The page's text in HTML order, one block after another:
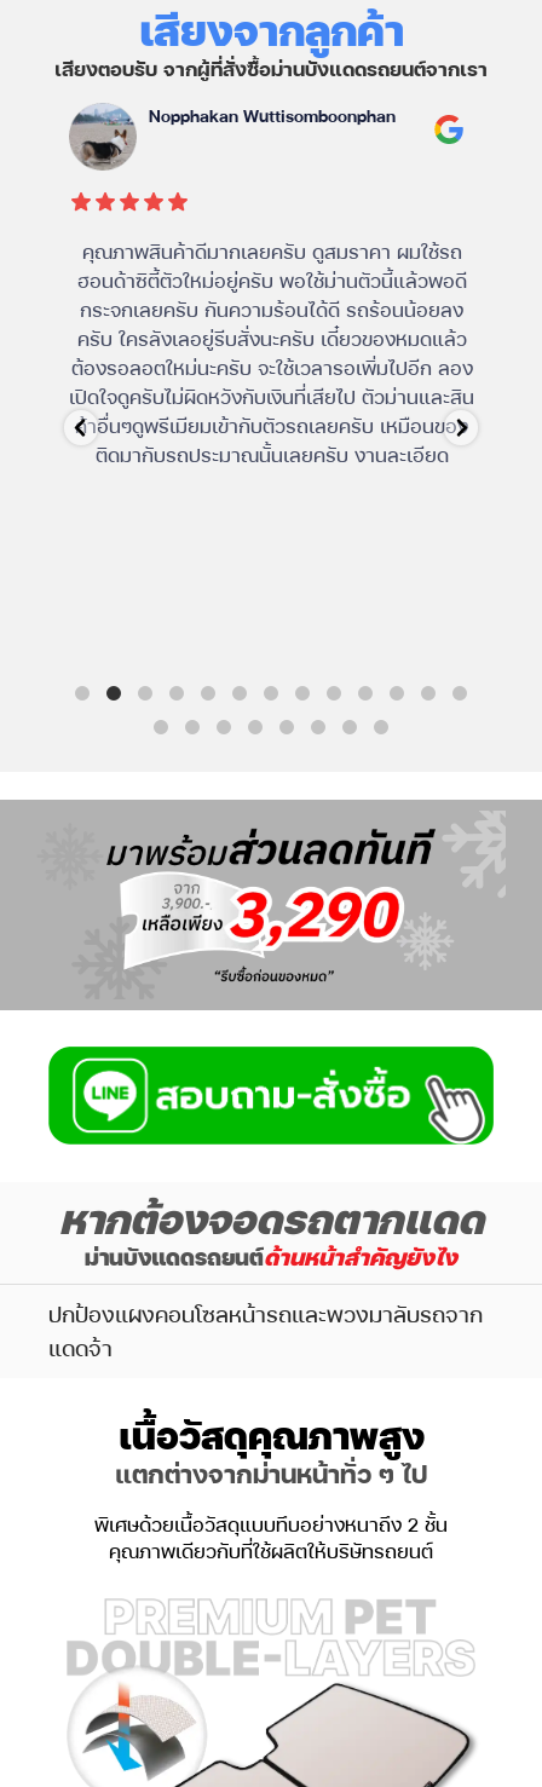
เสียงจากลูกค้า
เสียงตอบรับ จากผู้ที่สั่งซื้อม่านบังแดดรถยนต์จากเรา
Nopphakan Wuttisomboonphan
คุณภาพสินค้าดีมากเลยครับ ดูสมราคา ผมใช้รถ
ฮอนด้าซิตี้ตัวใหม่อยู่ครับ พอใช้ม่านตัวนี้แล้วพอดี
กระจกเลยครับ กันความร้อนได้ดี รถร้อนน้อยลง
ครับ ใครลังเลอยู่รีบสั่งนะครับ เดี๋ยวของหมดแล้ว
ต้องรอลอตใหม่นะครับ จะใช้เวลารอเพิ่มไปอีก ลอง
เปิดใจดูครับไม่ผิดหวังกับเงินที่เสียไป ตัวม่านและสิน
ค้าอื่นๆดูพรีเมียมเข้ากับตัวรถเลยครับ เหมือนของ
ติดมากับรถประมาณนั้นเลยครับ งานละเอียด
หากต้องจอดรถตากแดด
ม่านบังแดดรถยนต์ด้านหน้าสำคัญยังไง
ปกป้องแผงคอนโซลหน้ารถและพวงมาลับรถจาก
แดดจ้า
เนื้อวัสดุคุณภาพสูง
แตกต่างจากม่านหน้าทั่ว ๆ ไป
พิเศษด้วยเนื้อวัสดุแบบทึบอย่างหนาถึง 2 ชั้น
คุณภาพเดียวกับที่ใช้ผลิตให้บริษัทรถยนต์